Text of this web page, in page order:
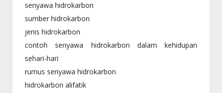
senyawa hidrokarbon
sumber hidrokarbon
jenis hidrokarbon
contoh senyawa hidrokarbon dalam kehidupan
sehari-hari
rumus senyawa hidrokarbon
hidrokarbon alifatik